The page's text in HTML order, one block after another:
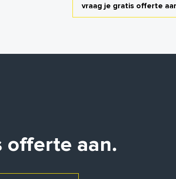
vraag je gratis offerte
offerte aan.